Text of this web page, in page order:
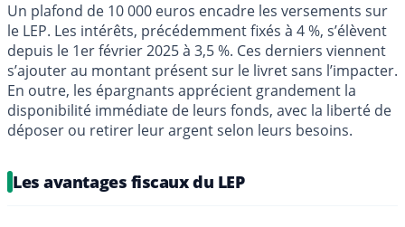
Un plafond de 10 000 euros encadre les versements sur
le LEP. Les intérêts, précédemment fixés à 4 %, s’élèvent
depuis le 1er février 2025 à 3,5 %. Ces derniers viennent
s’ajouter au montant présent sur le livret sans l’impacter.
En outre, les épargnants apprécient grandement la
disponibilité immédiate de leurs fonds, avec la liberté de
déposer ou retirer leur argent selon leurs besoins.
Les avantages fiscaux du LEP